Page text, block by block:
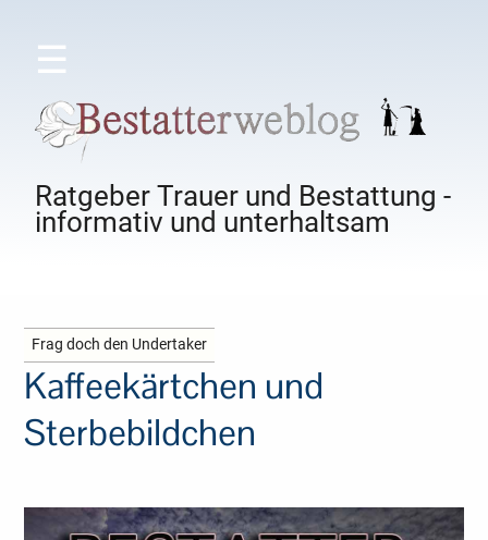
☰
Ratgeber Trauer und Bestattung -
informativ und unterhaltsam
Frag doch den Undertaker
Kaffeekärtchen und
Sterbebildchen